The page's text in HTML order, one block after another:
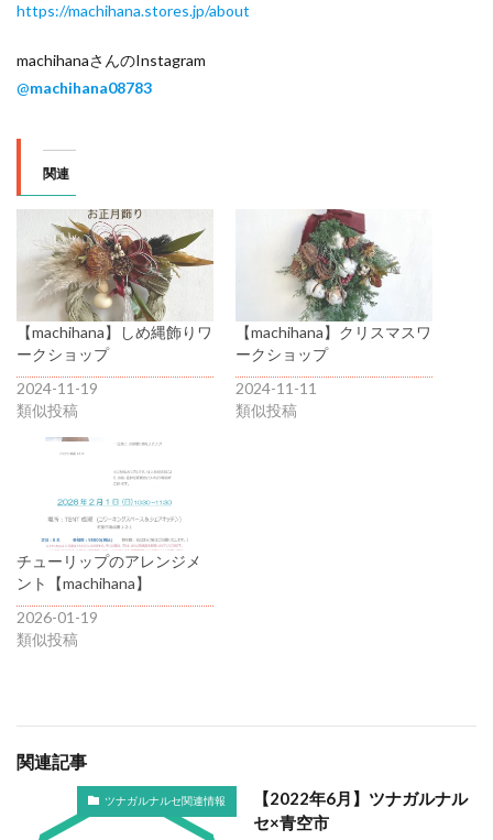
https://machihana.stores.jp/about
machihanaさんのInstagram
@machihana08783
関連
【machihana】しめ縄飾りワ
ークショップ
2024-11-19
類似投稿
【machihana】クリスマスワ
ークショップ
2024-11-11
類似投稿
チューリップのアレンジメ
ント【machihana】
2026-01-19
類似投稿
関連記事
ツナガルナルセ関連情報
【2022年6月】ツナガルナル
セ×青空市